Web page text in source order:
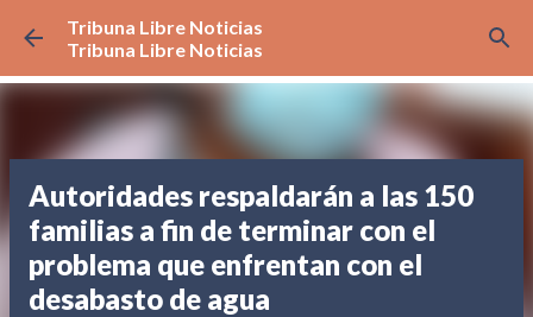
Ir al contenido principal
Tribuna Libre Noticias
Tribuna Libre Noticias
Autoridades respaldarán a las 150
familias a fin de terminar con el
problema que enfrentan con el
desabasto de agua